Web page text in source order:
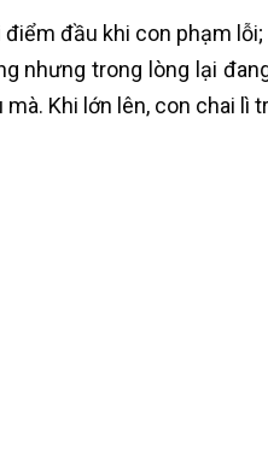
đầu khi con phạm
nhưng trong lòng lại
Khi lớn lên, con chai